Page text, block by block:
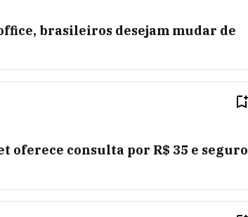
brasileiros desejam mudar de
oferece consulta por R$ 35 e seguro